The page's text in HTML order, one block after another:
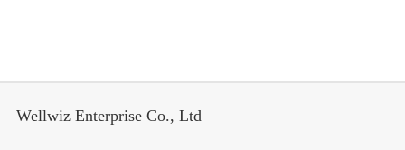
Wellwiz Enterprise Co., Ltd